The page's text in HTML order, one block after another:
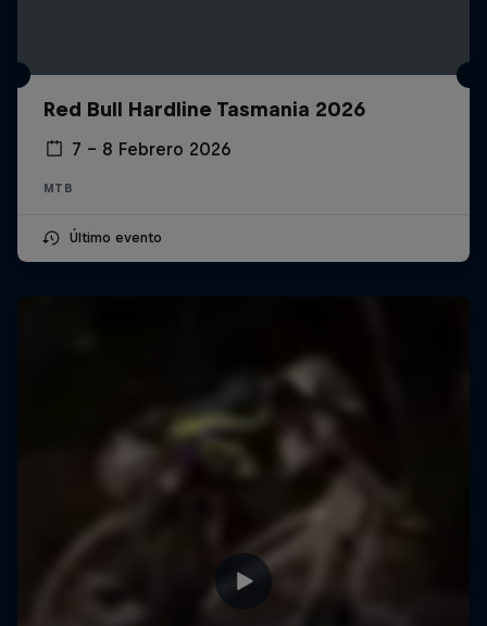
Red Bull Hardline Tasmania 2026
7 – 8 Febrero 2026
MTB
Último evento